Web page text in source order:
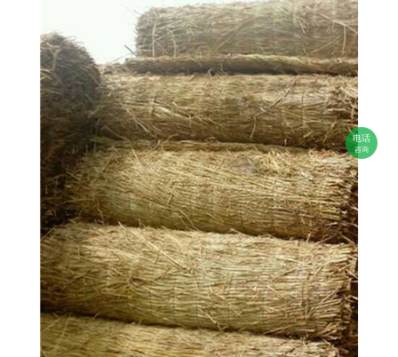
电话
咨询